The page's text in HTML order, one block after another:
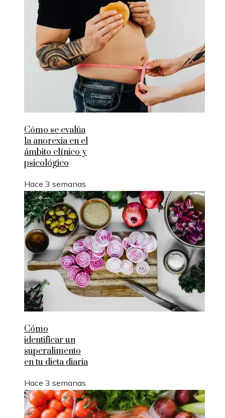
Cómo se evalúa
la anorexia en el
ámbito clínico y
psicológico
Hace 3 semanas
Cómo
identificar un
superalimento
en tu dieta diaria
Hace 3 semanas